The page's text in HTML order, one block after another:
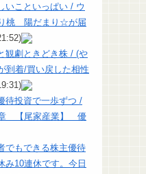
いこといっぱい / ウ
桃 陽だまり☆が届
観劇ときどき株 / (や
到着/買い戻した相性
投資で一歩ずつ /
章 【尾家産業】 優
でもできる株主優待
み10連休です。今日